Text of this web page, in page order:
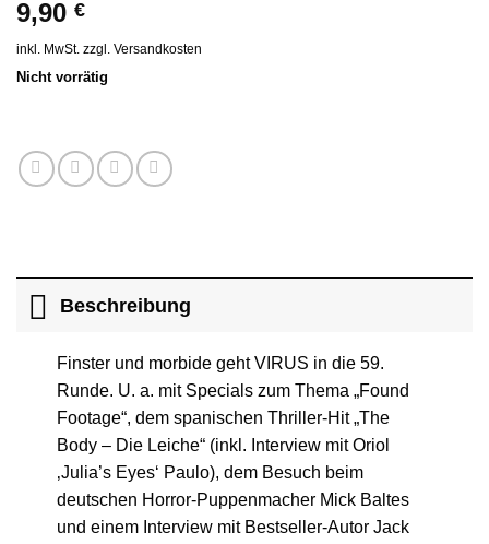
9,90 €
inkl. MwSt. zzgl. Versandkosten
Nicht vorrätig
Beschreibung
Finster und morbide geht VIRUS in die 59.
Runde. U. a. mit Specials zum Thema „Found
Footage“, dem spanischen Thriller-Hit „The
Body – Die Leiche“ (inkl. Interview mit Oriol
‚Julia’s Eyes‘ Paulo), dem Besuch beim
deutschen Horror-Puppenmacher Mick Baltes
und einem Interview mit Bestseller-Autor Jack